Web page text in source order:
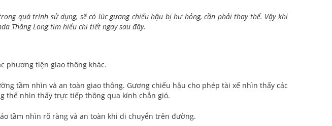
quá trình sử dụng, sẽ có lúc gương chiếu hậu bị hư hỏng, cần phải thay thế. Vậy khi
Thăng Long tìm hiểu chi tiết ngay sau đây.
phương tiện giao thông khác.
tầm nhìn và an toàn giao thông. Gương chiếu hậu cho phép tài xế nhìn thấy các
thể nhìn thấy trực tiếp thông qua kính chắn gió.
tầm nhìn rõ ràng và an toàn khi di chuyển trên đường.